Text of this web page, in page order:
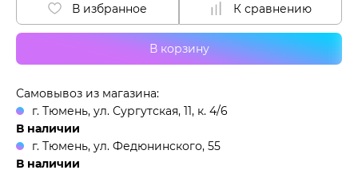
В корзину
В избранное К сравнению
Самовывоз из магазина:
г. Тюмень, ул. Сургутская, 11, к. 4/6
В наличии
г. Тюмень, ул. Федюнинского, 55
В наличии